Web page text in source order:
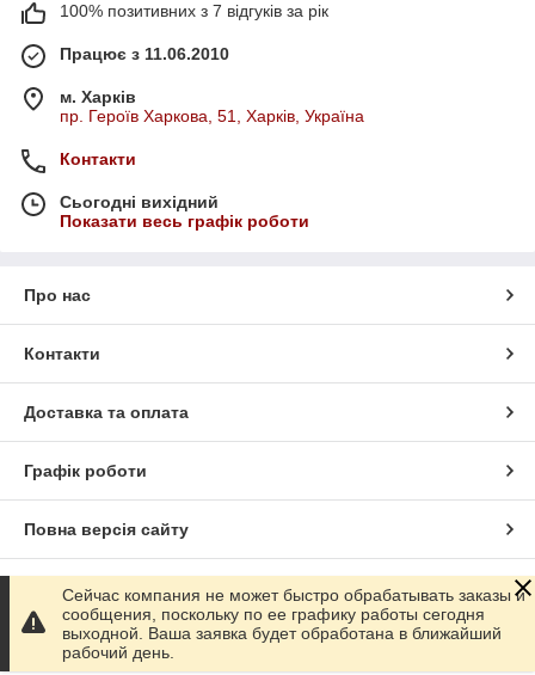
100% позитивних з 7 відгуків за рік
Працює з 11.06.2010
м. Харків
пр. Героїв Харкова, 51, Харків, Україна
Контакти
Сьогодні вихідний
Показати весь графік роботи
Про нас
Контакти
Доставка та оплата
Графік роботи
Повна версія сайту
Сайт створено на маркетплейсі Prom.ua
Політика конфіденційності
Сейчас компания не может быстро обрабатывать заказы и
сообщения, поскольку по ее графику работы сегодня
выходной. Ваша заявка будет обработана в ближайший
рабочий день.